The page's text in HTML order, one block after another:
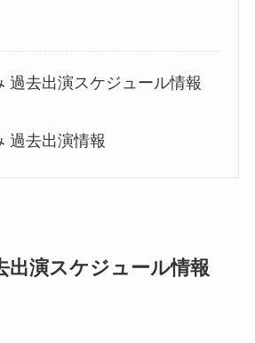
過去出演スケジュール情報
過去出演情報
出演スケジュール情報